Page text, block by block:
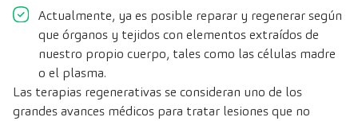
Actualmente, ya es posible reparar y regenerar según
que órganos y tejidos con elementos extraídos de
nuestro propio cuerpo, tales como las células madre
o el plasma.
Las terapias regenerativas se consideran uno de los
grandes avances médicos para tratar lesiones que no